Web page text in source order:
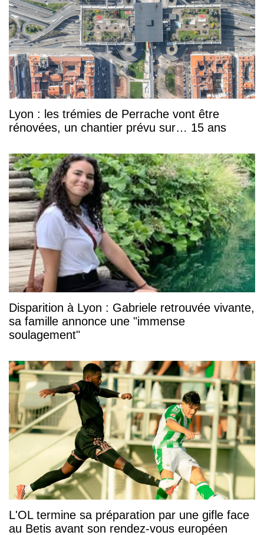
Lyon : les trémies de Perrache vont être
rénovées, un chantier prévu sur… 15 ans
Disparition à Lyon : Gabriele retrouvée vivante,
sa famille annonce une "immense
soulagement"
L'OL termine sa préparation par une gifle face
au Betis avant son rendez-vous européen